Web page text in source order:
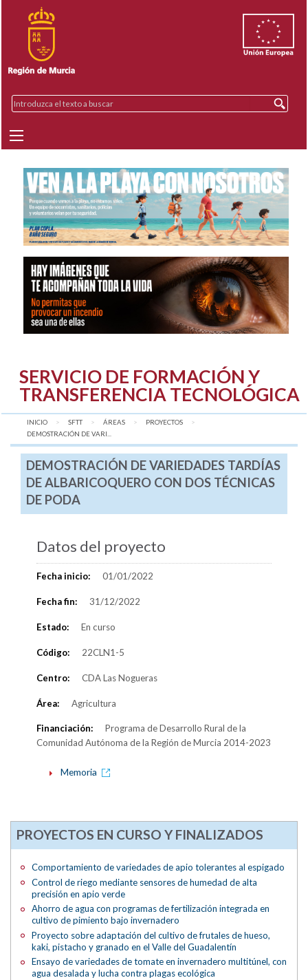
SERVICIO DE FORMACIÓN Y
TRANSFERENCIA TECNOLÓGICA
INICIO SFTT ÁREAS
PROYECTOS
AQUÍ:
DEMOSTRACIÓN DE VARI...
DEMOSTRACIÓN DE VARIEDADES TARDÍAS
DE ALBARICOQUERO CON DOS TÉCNICAS
DE PODA
Datos del proyecto
Fecha inicio: 01/01/2022
Fecha fin: 31/12/2022
Estado: En curso
Código: 22CLN1-5
Centro: CDA Las Nogueras
Área: Agricultura
Financiación:
Programa de Desarrollo Rural de la
Comunidad Autónoma de la Región de Murcia 2014-2023
Memoria
PROYECTOS EN CURSO Y FINALIZADOS
Comportamiento de variedades de apio tolerantes al espigado
Control de riego mediante sensores de humedad de alta
precisión en apio verde
Ahorro de agua con programas de fertilización integrada en
cultivo de pimiento bajo invernadero
Proyecto sobre adaptación del cultivo de frutales de hueso,
kaki, pistacho y granado en el Valle del Guadalentín
Ensayo de variedades de tomate en invernadero multitúnel, con
agua desalada y lucha contra plagas ecológica